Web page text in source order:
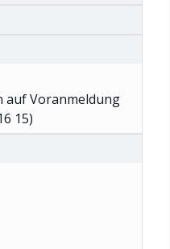
auf Voranmeldung
15)